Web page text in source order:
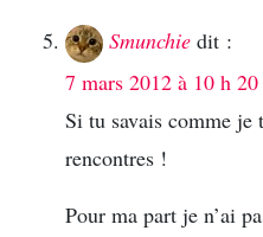
Smunchie dit :
7 mars 2012 à 10 h
Si tu savais comme
rencontres !
Pour ma part je n’ai